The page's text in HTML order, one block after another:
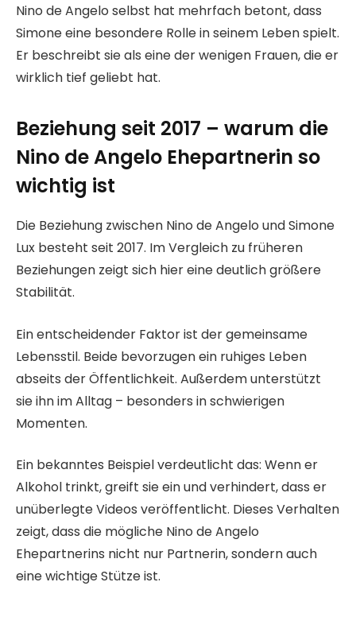
Nino de Angelo selbst hat mehrfach betont, dass
Simone eine besondere Rolle in seinem Leben spielt.
Er beschreibt sie als eine der wenigen Frauen, die er
wirklich tief geliebt hat.
Beziehung seit 2017 – warum die
Nino de Angelo Ehepartnerin so
wichtig ist
Die Beziehung zwischen Nino de Angelo und Simone
Lux besteht seit 2017. Im Vergleich zu früheren
Beziehungen zeigt sich hier eine deutlich größere
Stabilität.
Ein entscheidender Faktor ist der gemeinsame
Lebensstil. Beide bevorzugen ein ruhiges Leben
abseits der Öffentlichkeit. Außerdem unterstützt
sie ihn im Alltag – besonders in schwierigen
Momenten.
Ein bekanntes Beispiel verdeutlicht das: Wenn er
Alkohol trinkt, greift sie ein und verhindert, dass er
unüberlegte Videos veröffentlicht. Dieses Verhalten
zeigt, dass die mögliche Nino de Angelo
Ehepartnerins nicht nur Partnerin, sondern auch
eine wichtige Stütze ist.